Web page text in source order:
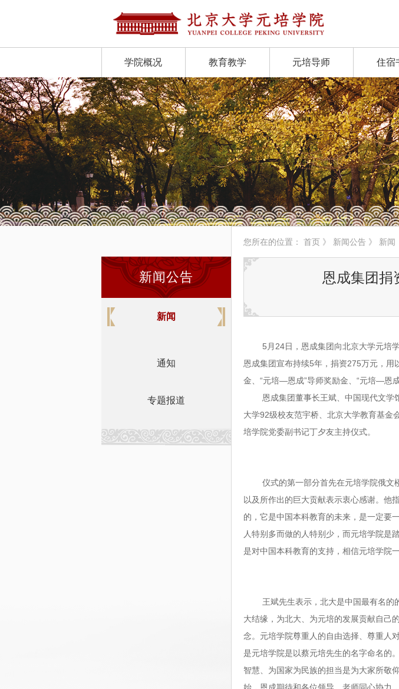
学院概况 教育教学 元培导师 住宿
新闻公告
新闻
通知
专题报道
您所在的位置： 首页 》 新闻公告 》 新闻
恩成集团捐
5 月 24 日，恩成集团向北京大学元培
恩成集团宣布持续5年，捐资275万元，用
金、 “元培—恩成”导师奖励金、 “元培—恩
恩成集团董事长王斌、中国现代文
大学92级校友范宇桥、北京大学教育基金
培学院党委副书记丁夕友主持仪式。
仪式的第一部分首先在元培学院俄文
以及所作出的巨大贡献表示衷心感谢。他
的，它是中国本科教育的未来，是一定要
人特别多而做的人特别少，而元培学院是
是对中国本科教育的支持，相信元培学院
王斌先生表示，北大是中国最有名
大结缘，为北大、为元培的发展贡献自己
念。元培学院尊重人的自由选择、尊重人
是元培学院是以蔡元培先生的名字命名的
智慧、为国家为民族的担当是为大家所敬